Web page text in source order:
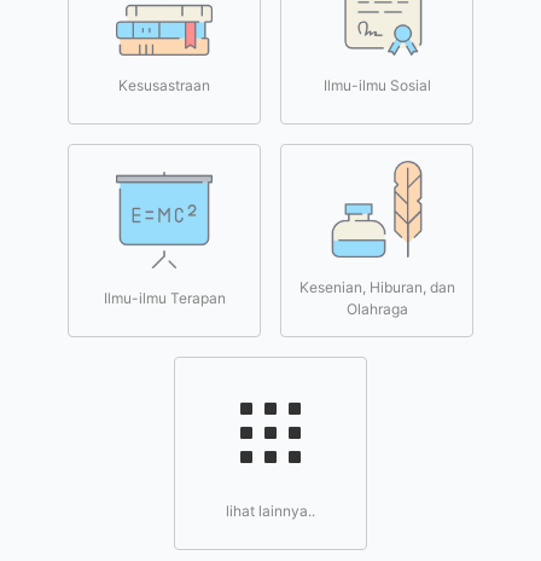
Kesusastraan Ilmu-ilmu Sosial
Ilmu-ilmu Terapan
Kesenian, Hiburan, dan
Olahraga
lihat lainnya..